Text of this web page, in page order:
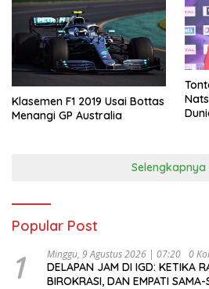
Klasemen F1 2019 Usai Bottas
Menangi GP Australia
Selengkapnya
Popular Post
1 Minggu, 9 Agustus 2026 | 07:20 0
DELAPAN JAM DI IGD: KETIKA
BIROKRASI, DAN EMPATI SAMA-